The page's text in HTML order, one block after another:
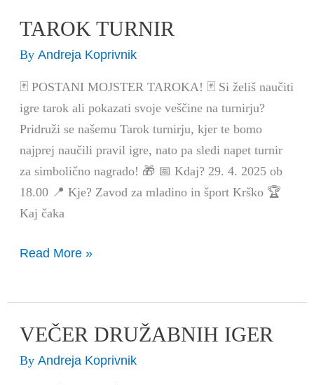
TAROK TURNIR
ByAndreja Koprivnik
🃏 POSTANI MOJSTER TAROKA! 🃏 Si želiš naučiti
igre tarok ali pokazati svoje veščine na turnirju?
Pridruži se našemu Tarok turnirju, kjer te bomo
najprej naučili pravil igre, nato pa sledi napet turnir
za simbolično nagrado! 🎁 📅 Kdaj? 29. 4. 2025 ob
18.00 📍 Kje? Zavod za mladino in šport Krško 🏆
Kaj čaka
TAROK
TURNIR
Read More »
VEČER DRUŽABNIH IGER
ByAndreja Koprivnik
VEČER
DRUŽABNIH